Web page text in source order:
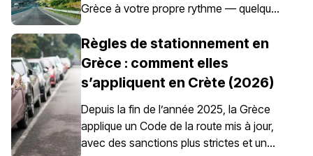
Grèce à votre propre rythme — quelque
de voiture. Il est toutefois essentiel de
comprendre qu’en Grèce, l’assurance
automobile n’est pas simplement une
option ; elle est obligatoire pour tous les
véhicules de location.
Règles de stationnement en
Grèce : comment elles
s’appliquent en Crète (2026)
Depuis la fin de l’année 2025, la Grèce
applique un Code de la route mis à jour,
avec des sanctions plus strictes et un